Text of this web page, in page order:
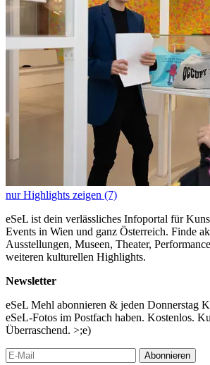
nur Highlights zeigen (7)
eSeL ist dein verlässliches Infoportal für
Events in Wien und ganz Österreich. Finde
Ausstellungen, Museen, Theater,
weiteren kulturellen Highlights.
Newsletter
eSeL Mehl abonnieren & jeden Donnerstag
eSeL-Fotos im Postfach haben. Kostenlos.
Überraschend. >;e)
Abonnieren